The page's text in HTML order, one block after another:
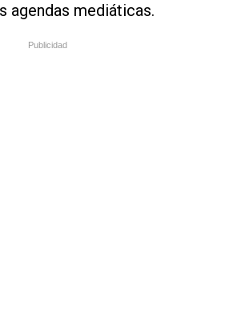
agendas mediáticas.
Publicidad